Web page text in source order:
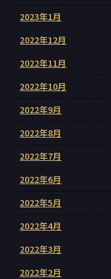
2023年1月
2022年12月
2022年11月
2022年10月
2022年9月
2022年8月
2022年7月
2022年6月
2022年5月
2022年4月
2022年3月
2022年2月